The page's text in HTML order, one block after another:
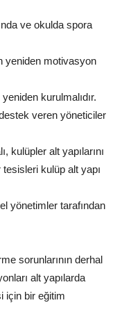
ve okulda spora
yeniden motivasyon
kurulmalıdır.
veren yöneticiler
kulüpler alt yapılarını
tesisleri kulüp alt yapı
yönetimler tarafından
sorunlarının derhal
alt yapılarda
için bir eğitim